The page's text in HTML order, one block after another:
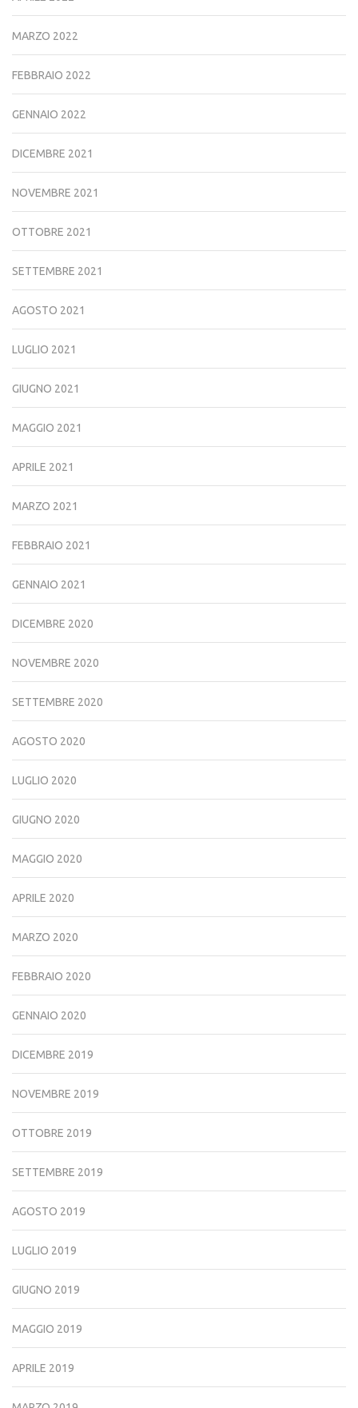
MARZO 2022
FEBBRAIO 2022
GENNAIO 2022
DICEMBRE 2021
NOVEMBRE 2021
OTTOBRE 2021
SETTEMBRE 2021
AGOSTO 2021
LUGLIO 2021
GIUGNO 2021
MAGGIO 2021
APRILE 2021
MARZO 2021
FEBBRAIO 2021
GENNAIO 2021
DICEMBRE 2020
NOVEMBRE 2020
SETTEMBRE 2020
AGOSTO 2020
LUGLIO 2020
GIUGNO 2020
MAGGIO 2020
APRILE 2020
MARZO 2020
FEBBRAIO 2020
GENNAIO 2020
DICEMBRE 2019
NOVEMBRE 2019
OTTOBRE 2019
SETTEMBRE 2019
AGOSTO 2019
LUGLIO 2019
GIUGNO 2019
MAGGIO 2019
APRILE 2019